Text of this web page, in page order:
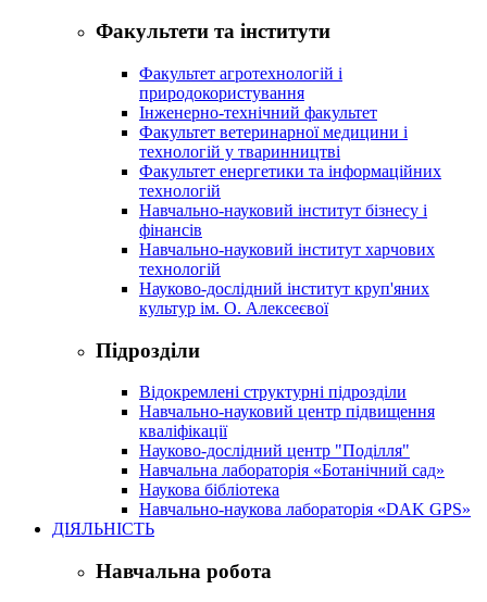
Факультети та інститути
Факультет агротехнологій і
природокористування
Інженерно-технічний факультет
Факультет ветеринарної медицини і
технологій у тваринництві
Факультет енергетики та інформаційних
технологій
Навчально-науковий інститут бізнесу і
фінансів
Навчально-науковий інститут харчових
технологій
Науково-дослідний інститут круп'яних
культур ім. О. Алексеєвої
Підрозділи
Відокремлені структурні підрозділи
Навчально-науковий центр підвищення
кваліфікації
Науково-дослідний центр "Поділля"
Навчальна лабораторія «Ботанічний сад»
Наукова бібліотека
Навчально-наукова лабораторія «DAK GPS»
ДІЯЛЬНІСТЬ
Навчальна робота